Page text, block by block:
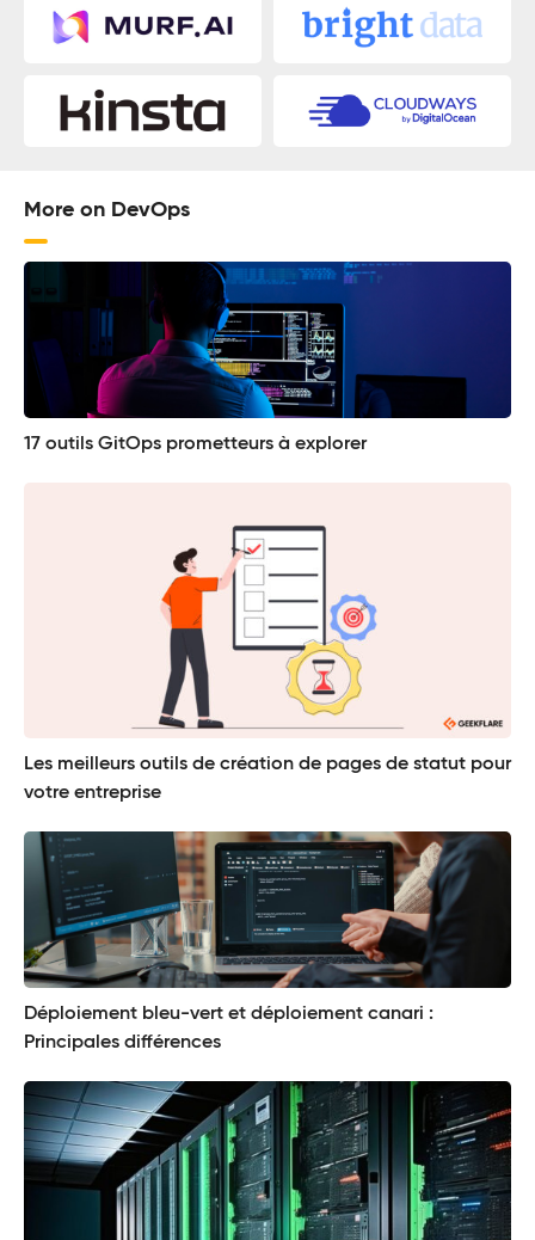
More on DevOps
17 outils GitOps prometteurs à explorer
Les meilleurs outils de création de pages de statut pour
votre entreprise
Déploiement bleu-vert et déploiement canari :
Principales différences